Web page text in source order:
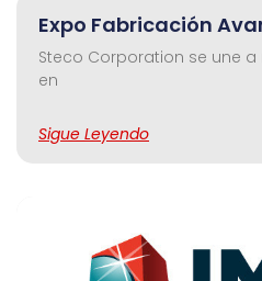
Expo Fabricación
Steco Corporation se une
en
Sigue Leyendo